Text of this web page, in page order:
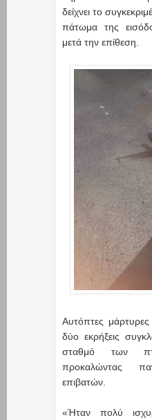
δείχνει το
πάτωμα της
μετά την επίθεση.
Αυτόπτες
δύο εκρήξεις
σταθμό των
προκαλώντας
επιβατών.
«Ήταν πολύ